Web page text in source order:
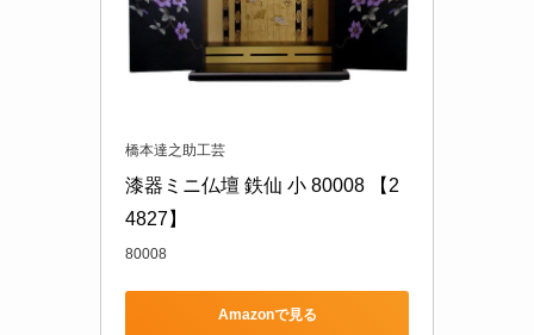
橋本達之助工芸
漆器ミニ仏壇 鉄仙 小 80008 【2
4827】
80008
Amazonで見る